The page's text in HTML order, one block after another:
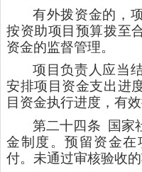
有外拨资金的，
按资助项目预算拨至
资金的监督管理。
项目负责人应当
安排项目资金支出进
目资金执行进度，有
第二十四条 国家
金制度。预留资金
付。未通过审核验收